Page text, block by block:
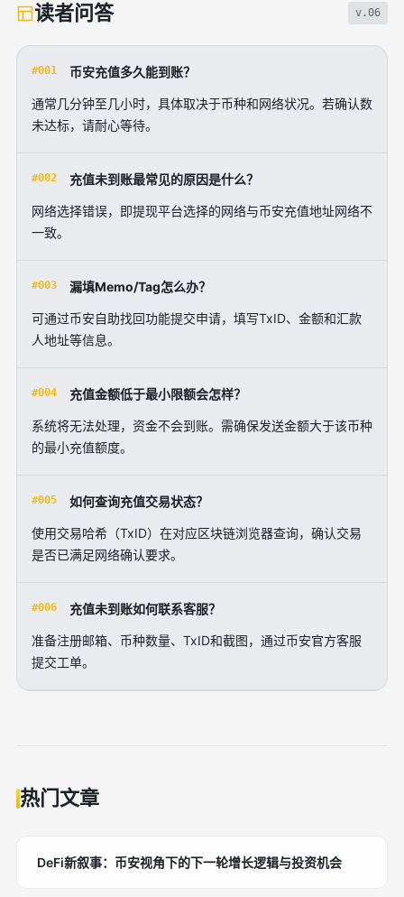
读者问答 v.06
#001 币安充值多久能到账？
通常几分钟至几小时，具体取决于币种和网络状况。若确认数
未达标，请耐心等待。
#002 充值未到账最常见的原因是什么？
网络选择错误，即提现平台选择的网络与币安充值地址网络不
一致。
#003 漏填Memo/Tag怎么办？
可通过币安自助找回功能提交申请，填写TxID、金额和汇款
人地址等信息。
#004 充值金额低于最小限额会怎样？
系统将无法处理，资金不会到账。需确保发送金额大于该币种
的最小充值额度。
#005 如何查询充值交易状态？
使用交易哈希（TxID）在对应区块链浏览器查询，确认交易
是否已满足网络确认要求。
#006 充值未到账如何联系客服？
准备注册邮箱、币种数量、TxID和截图，通过币安官方客服
提交工单。
热门文章
DeFi新叙事：币安视角下的下一轮增长逻辑与投资机会